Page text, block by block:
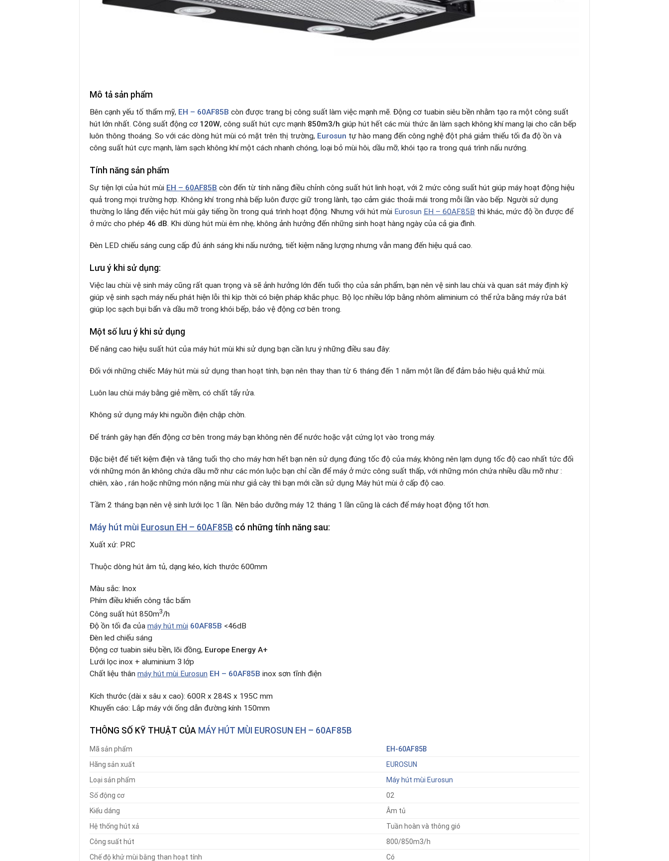
Mô tả sản phẩm
Bên cạnh yếu tố thẩm mỹ, EH – 60AF85B còn được trang bị công suất làm việc mạnh mẽ. Động cơ tuabin siêu bền nhằm tạo ra một công suất
hút lớn nhất. Công suất động cơ 120W, công suất hút cực mạnh 850m3/h giúp hút hết các mùi thức ăn làm sạch không khí mang lại cho căn bếp
luôn thông thoáng. So với các dòng hút mùi có mặt trên thị trường, Eurosun tự hào mang đến công nghệ đột phá giảm thiểu tối đa độ ồn và
công suất hút cực mạnh, làm sạch không khí một cách nhanh chóng, loại bỏ mùi hôi, dầu mỡ, khói tạo ra trong quá trình nấu nướng.
Tính năng sản phẩm
Sự tiện lợi của hút mùi EH – 60AF85B còn đến từ tính năng điều chỉnh công suất hút linh hoạt, với 2 mức công suất hút giúp máy hoạt động hiệu
quả trong mọi trường hợp. Không khí trong nhà bếp luôn được giữ trong lành, tạo cảm giác thoải mái trong mỗi lần vào bếp. Người sử dụng
thường lo lắng đến việc hút mùi gây tiếng ồn trong quá trình hoạt động. Nhưng với hút mùi Eurosun EH – 60AF85B thì khác, mức độ ồn được để
ở mức cho phép 46 dB. Khi dùng hút mùi êm nhẹ, không ảnh hưởng đến những sinh hoạt hàng ngày của cả gia đình.
Đèn LED chiếu sáng cung cấp đủ ánh sáng khi nấu nướng, tiết kiệm năng lượng nhưng vẫn mang đến hiệu quả cao.
Lưu ý khi sử dụng:
Việc lau chùi vệ sinh máy cũng rất quan trọng và sẽ ảnh hưởng lớn đến tuổi thọ của sản phẩm, bạn nên vệ sinh lau chùi và quan sát máy định kỳ
giúp vệ sinh sạch máy nếu phát hiện lỗi thì kịp thời có biện pháp khắc phục. Bộ lọc nhiều lớp bằng nhôm aliminium có thể rửa bằng máy rửa bát
giúp lọc sạch bụi bẩn và dầu mỡ trong khói bếp, bảo vệ động cơ bên trong.
Một số lưu ý khi sử dụng
Để nâng cao hiệu suất hút của máy hút mùi khi sử dụng bạn cần lưu ý những điều sau đây:
Đối với những chiếc Máy hút mùi sử dụng than hoạt tính, bạn nên thay than từ 6 tháng đến 1 năm một lần để đảm bảo hiệu quả khử mùi.
Luôn lau chùi máy bằng giẻ mềm, có chất tẩy rửa.
Không sử dụng máy khi nguồn điện chập chờn.
Để tránh gây hạn đến động cơ bên trong máy bạn không nên để nước hoặc vật cứng lọt vào trong máy.
Đặc biệt để tiết kiệm điện và tăng tuổi thọ cho máy hơn hết bạn nên sử dụng đúng tốc độ của máy, không nên lạm dụng tốc độ cao nhất tức đối
với những món ăn không chứa dầu mỡ như các món luộc bạn chỉ cần để máy ở mức công suất thấp, với những món chứa nhiều dầu mỡ như :
chiên, xào , rán hoặc những món nặng mùi như giả cày thì bạn mới cần sử dụng Máy hút mùi ở cấp độ cao.
Tầm 2 tháng bạn nên vệ sinh lưới lọc 1 lần. Nên bảo dưỡng máy 12 tháng 1 lần cũng là cách để máy hoạt động tốt hơn.
Máy hút mùi Eurosun EH – 60AF85B có những tính năng sau:
Xuất xứ: PRC
Thuộc dòng hút âm tủ, dạng kéo, kích thước 600mm
Màu sắc: Inox
Phím điều khiển công tắc bấm
Công suất hút 850m3/h
Độ ồn tối đa của máy hút mùi 60AF85B <46dB
Đèn led chiếu sáng
Động cơ tuabin siêu bền, lõi đồng, Europe Energy A+
Lưới lọc inox + aluminium 3 lớp
Chất liệu thân máy hút mùi Eurosun EH – 60AF85B inox sơn tĩnh điện
Kích thước (dài x sâu x cao): 600R x 284S x 195C mm
Khuyến cáo: Lắp máy với ống dẫn đường kính 150mm
THÔNG SỐ KỸ THUẬT CỦA MÁY HÚT MÙI EUROSUN EH – 60AF85B
Mã sản phẩm
EH-60AF85B
Hãng sản xuất
EUROSUN
Loại sản phẩm
Máy hút mùi Eurosun
Số động cơ
02
Kiểu dáng
Âm tủ
Hệ thống hút xả
Tuần hoàn và thông gió
Công suất hút
800/850m3/h
Chế độ khử mùi bằng than hoạt tính
Có